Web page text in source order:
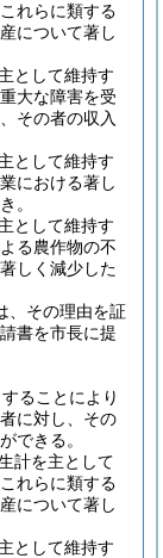
れらに類する
について著し
として維持す
大な障害を受
その者の収入
として維持す
における著し
。
として維持す
る農作物の不
しく減少した
、その理由を証
書を市長に提
ることにより
に対し、その
できる。
計を主として
れらに類する
について著し
として維持す